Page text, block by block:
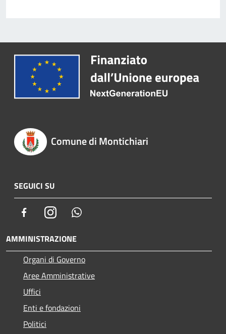
Comune di Montichiari
SEGUICI SU
FacebookInstagram
AMMINISTRAZIONE
Organi di Governo
Aree Amministrative
Uffici
Enti e fondazioni
Politici